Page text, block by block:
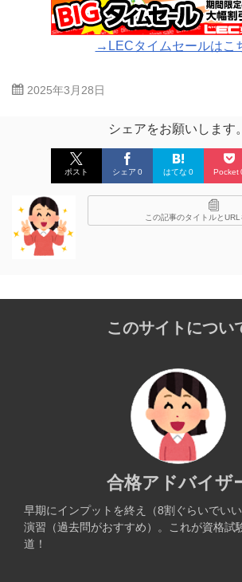
→LECタイムセールはこ
2025年3月28日
シェアをお願いします。
ポスト シェア 0 はてな 0 Pocket
この記事のタイトルと
このサイトについ
合格アドバイザ
早期にインプットを終え（8割ぐらいでい
演習（過去問がおすすめ）。これが資格試
道！